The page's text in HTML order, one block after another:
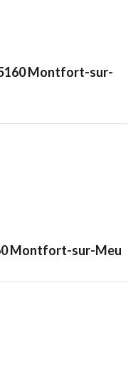
Montfort-sur-
Montfort-sur-Meu